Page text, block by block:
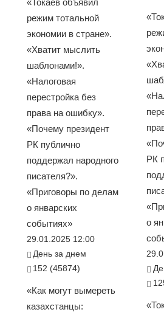
«Токаев объявил
режим тотальной
экономии в стране».
«Хватит мыслить
шаблонами!».
«Налоговая
перестройка без
права на ошибку».
«Почему президент
РК публично
поддержал народного
писателя?».
«Приговоры по делам
о январских
событиях»
29.01.2025 12:00
День за днем
152 (45874)
«Как могут вымереть
казахстанцы:
РК
о